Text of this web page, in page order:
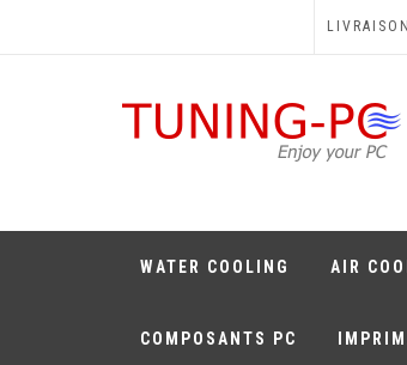
LIVRAISON
WATER COOLING AIR
COMPOSANTS PC